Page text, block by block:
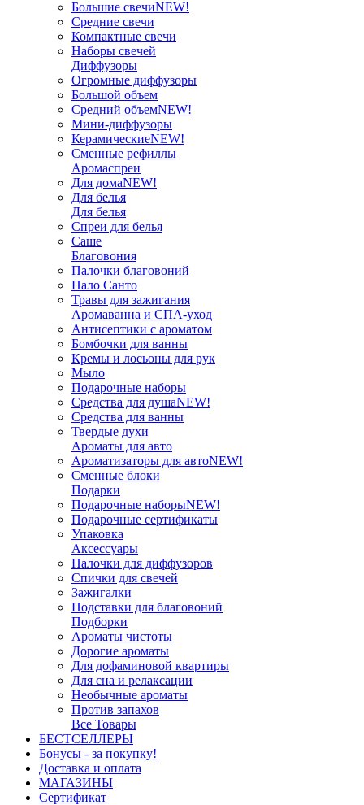
Большие свечиNEW!
Средние свечи
Компактные свечи
Наборы свечей
Диффузоры
Огромные диффузоры
Большой объем
Средний объемNEW!
Мини-диффузоры
КерамическиеNEW!
Сменные рефиллы
Аромаспреи
Для домаNEW!
Для белья
Для белья
Спреи для белья
Саше
Благовония
Палочки благовоний
Пало Санто
Травы для зажигания
Аромаванна и СПА-уход
Антисептики с ароматом
Бомбочки для ванны
Кремы и лосьоны для рук
Мыло
Подарочные наборы
Средства для душаNEW!
Средства для ванны
Твердые духи
Ароматы для авто
Ароматизаторы для автоNEW!
Сменные блоки
Подарки
Подарочные наборыNEW!
Подарочные сертификаты
Упаковка
Аксессуары
Палочки для диффузоров
Спички для свечей
Зажигалки
Подставки для благовоний
Подборки
Ароматы чистоты
Дорогие ароматы
Для дофаминовой квартиры
Для сна и релаксации
Необычные ароматы
Против запахов
Все Товары
БЕСТСЕЛЛЕРЫ
Бонусы - за покупку!
Доставка и оплата
МАГАЗИНЫ
Cертификат